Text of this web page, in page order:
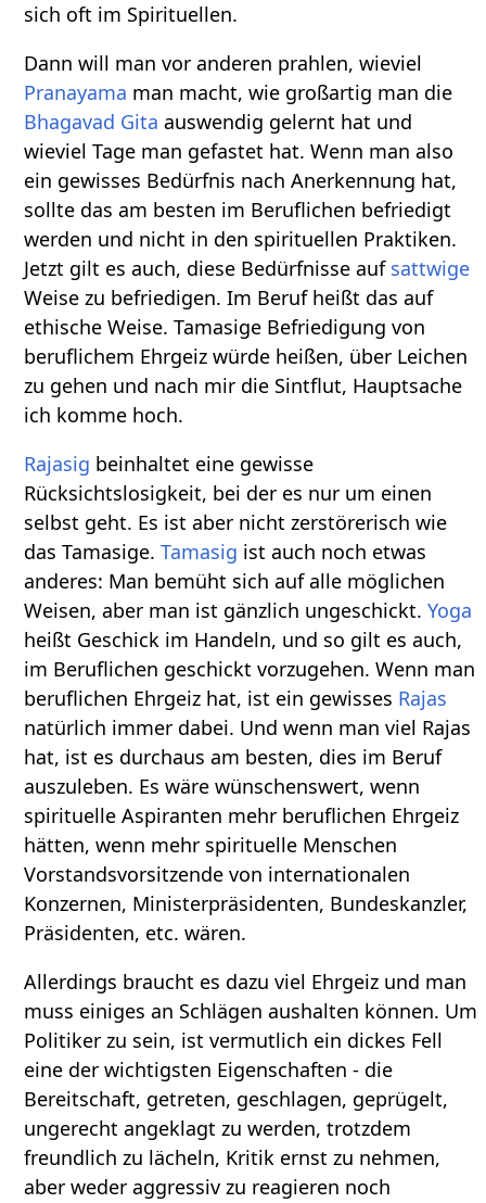
sich oft im Spirituellen.
Dann will man vor anderen prahlen, wieviel
Pranayama man macht, wie großartig man die
Bhagavad Gita auswendig gelernt hat und
wieviel Tage man gefastet hat. Wenn man also
ein gewisses Bedürfnis nach Anerkennung hat,
sollte das am besten im Beruflichen befriedigt
werden und nicht in den spirituellen Praktiken.
Jetzt gilt es auch, diese Bedürfnisse auf sattwige
Weise zu befriedigen. Im Beruf heißt das auf
ethische Weise. Tamasige Befriedigung von
beruflichem Ehrgeiz würde heißen, über Leichen
zu gehen und nach mir die Sintflut, Hauptsache
ich komme hoch.
Rajasig beinhaltet eine gewisse
Rücksichtslosigkeit, bei der es nur um einen
selbst geht. Es ist aber nicht zerstörerisch wie
das Tamasige.Tamasig ist auch noch etwas
anderes: Man bemüht sich auf alle möglichen
Weisen, aber man ist gänzlich ungeschickt.Yoga
heißt Geschick im Handeln, und so gilt es auch,
im Beruflichen geschickt vorzugehen. Wenn man
beruflichen Ehrgeiz hat, ist ein gewisses Rajas
natürlich immer dabei. Und wenn man viel Rajas
hat, ist es durchaus am besten, dies im Beruf
auszuleben. Es wäre wünschenswert, wenn
spirituelle Aspiranten mehr beruflichen Ehrgeiz
hätten, wenn mehr spirituelle Menschen
Vorstandsvorsitzende von internationalen
Konzernen, Ministerpräsidenten, Bundeskanzler,
Präsidenten, etc. wären.
Allerdings braucht es dazu viel Ehrgeiz und man
muss einiges an Schlägen aushalten können. Um
Politiker zu sein, ist vermutlich ein dickes Fell
eine der wichtigsten Eigenschaften - die
Bereitschaft, getreten, geschlagen, geprügelt,
ungerecht angeklagt zu werden, trotzdem
freundlich zu lächeln, Kritik ernst zu nehmen,
aber weder aggressiv zu reagieren noch